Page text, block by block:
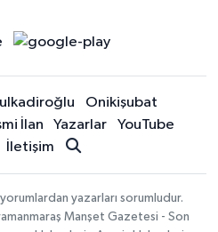
Onikişubat
İlan Yazarlar
YouTube
İletişim
yazarları sorumludur.
Manşet Gazetesi - Son